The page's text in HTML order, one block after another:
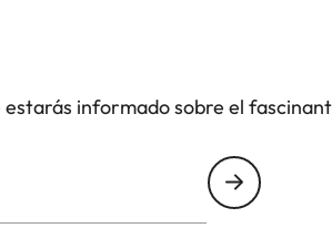
informado sobre el